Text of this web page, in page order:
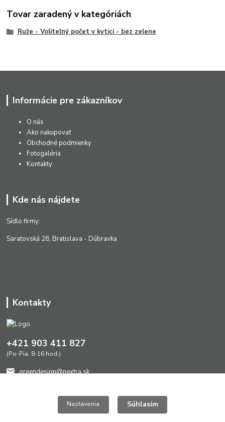
Tovar zaradený v kategóriách
Ruže - Voliteľný počet v kytici - bez zelene
Informácie pre zákazníkov
O nás
Ako nakupovať
Obchodné podmienky
Fotogaléria
Kontakty
Kde nás nájdete
Sídlo firmy:
Saratovská 28, Bratislava - Dúbravka
Kontakty
+421 903 411 827
(Po-Pia, 8-16 hod.)
greendesign@nextra.sk
Nastavenia Súhlasím